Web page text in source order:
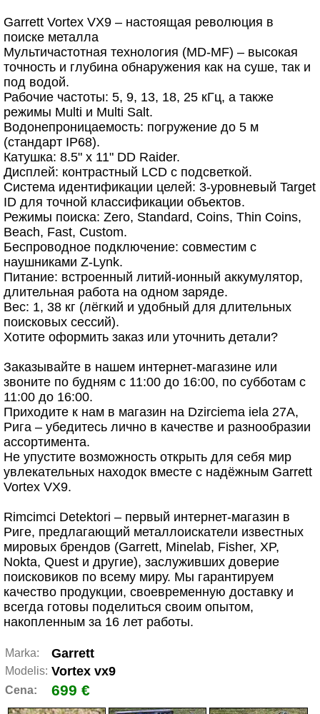
Garrett Vortex VX9 – настоящая революция в
поиске металла
Мультичастотная технология (MD-MF) – высокая
точность и глубина обнаружения как на суше, так и
под водой.
Рабочие частоты: 5, 9, 13, 18, 25 кГц, а также
режимы Multi и Multi Salt.
Водонепроницаемость: погружение до 5 м
(стандарт IP68).
Катушка: 8.5" x 11" DD Raider.
Дисплей: контрастный LCD с подсветкой.
Система идентификации целей: 3-уровневый Target
ID для точной классификации объектов.
Режимы поиска: Zero, Standard, Coins, Thin Coins,
Beach, Fast, Custom.
Беспроводное подключение: совместим с
наушниками Z-Lynk.
Питание: встроенный литий-ионный аккумулятор,
длительная работа на одном заряде.
Вес: 1, 38 кг (лёгкий и удобный для длительных
поисковых сессий).
Хотите оформить заказ или уточнить детали?
Заказывайте в нашем интернет-магазине или
звоните по будням с 11:00 до 16:00, по субботам с
11:00 до 16:00.
Приходите к нам в магазин на Dzirciema iela 27A,
Рига – убедитесь лично в качестве и разнообразии
ассортимента.
Не упустите возможность открыть для себя мир
увлекательных находок вместе с надёжным Garrett
Vortex VX9.
Rimcimci Detektori – первый интернет-магазин в
Риге, предлагающий металлоискатели известных
мировых брендов (Garrett, Minelab, Fisher, XP,
Nokta, Quest и другие), заслуживших доверие
поисковиков по всему миру. Мы гарантируем
качество продукции, своевременную доставку и
всегда готовы поделиться своим опытом,
накопленным за 16 лет работы.
Marka: Garrett
Modelis: Vortex vx9
Cena: 699 €